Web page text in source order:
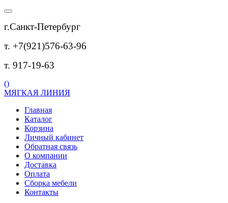
г.Санкт-Петербург
т. +7(921)576-63-96
т. 917-19-63
()
МЯГКАЯ ЛИНИЯ
Главная
Каталог
Корзина
Личный кабинет
Обратная связь
О компании
Доставка
Оплата
Сборка мебели
Контакты